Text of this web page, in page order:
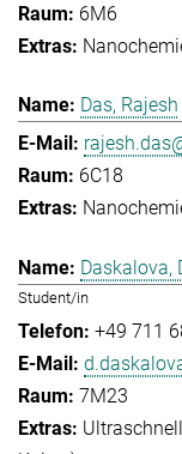
6M6
Das, Rajesh
6C18
Daskalova,
Student/in
+49 711
7M23